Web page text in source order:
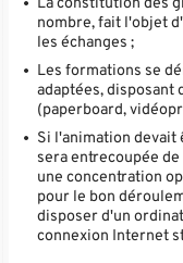
nombre, fait l'objet
les échanges ;
Les formations se
adaptées, disposant
(paperboard,
Si l'animation devait
sera entrecoupée
une concentration
pour le bon
disposer d'un
connexion Internet